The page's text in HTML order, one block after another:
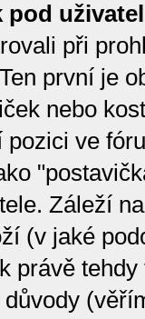
pod
při
první je
nebo
ve
Záleží
(v jaké
právě